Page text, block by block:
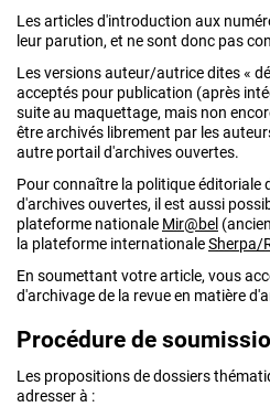
Les articles d'introduction aux
leur parution, et ne sont donc pas
Les versions auteur/autrice dites «
acceptés pour publication (après
suite au maquettage, mais non
être archivés librement par les
autre portail d'archives ouvertes.
Pourconnaître la politique éditoriale
d'archives ouvertes, il est aussi
plateforme nationale Mir@bel
la plateforme internationaleSherpa/
En soumettant votre article, vous
d'archivage de la revue en matière
Procédure de
Les propositions de dossiers
adresser à :